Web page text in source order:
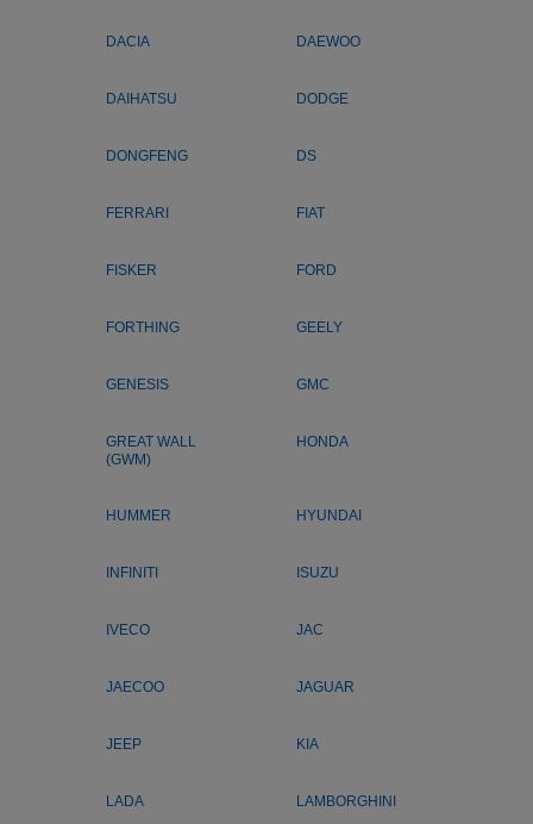
DACIA DAEWOO
DAIHATSU DODGE
DONGFENG DS
FERRARI FIAT
FISKER FORD
FORTHING GEELY
GENESIS GMC
GREAT WALL
(GWM)
HONDA
HUMMER HYUNDAI
INFINITI ISUZU
IVECO JAC
JAECOO JAGUAR
JEEP KIA
LADA LAMBORGHINI